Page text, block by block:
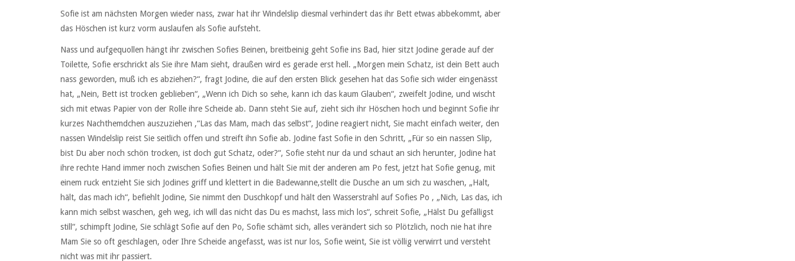
Sofie ist am nächsten Morgen wieder nass, zwar hat ihr Windelslip diesmal verhindert das ihr Bett etwas abbekommt, aber
das Höschen ist kurz vorm auslaufen als Sofie aufsteht.
Nass und aufgequollen hängt ihr zwischen Sofies Beinen, breitbeinig geht Sofie ins Bad, hier sitzt Jodine gerade auf der
Toilette, Sofie erschrickt als Sie ihre Mam sieht, draußen wird es gerade erst hell. „Morgen mein Schatz, ist dein Bett auch
nass geworden, muß ich es abziehen?“, fragt Jodine, die auf den ersten Blick gesehen hat das Sofie sich wider eingenässt
hat, „Nein, Bett ist trocken geblieben“, „Wenn ich Dich so sehe, kann ich das kaum Glauben“, zweifelt Jodine, und wischt
sich mit etwas Papier von der Rolle ihre Scheide ab. Dann steht Sie auf, zieht sich ihr Höschen hoch und beginnt Sofie ihr
kurzes Nachthemdchen auszuziehen ,“Las das Mam, mach das selbst“, Jodine reagiert nicht, Sie macht einfach weiter, den
nassen Windelslip reist Sie seitlich offen und streift ihn Sofie ab. Jodine fast Sofie in den Schritt, „Für so ein nassen Slip,
bist Du aber noch schön trocken, ist doch gut Schatz, oder?“, Sofie steht nur da und schaut an sich herunter, Jodine hat
ihre rechte Hand immer noch zwischen Sofies Beinen und hält Sie mit der anderen am Po fest, jetzt hat Sofie genug, mit
einem ruck entzieht Sie sich Jodines griff und klettert in die Badewanne,stellt die Dusche an um sich zu waschen, „Halt,
hält, das mach ich“, befiehlt Jodine, Sie nimmt den Duschkopf und hält den Wasserstrahl auf Sofies Po , „Nich, Las das, ich
kann mich selbst waschen, geh weg, ich will das nicht das Du es machst, lass mich los“, schreit Sofie, „Hälst Du gefälligst
still“, schimpft Jodine, Sie schlägt Sofie auf den Po, Sofie schämt sich, alles verändert sich so Plötzlich, noch nie hat ihre
Mam Sie so oft geschlagen, oder Ihre Scheide angefasst, was ist nur los, Sofie weint, Sie ist völlig verwirrt und versteht
nicht was mit ihr passiert.